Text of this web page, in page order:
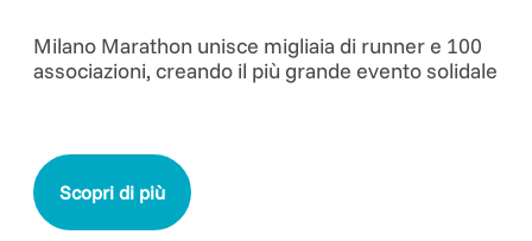
Milano Marathon unisce migliaia di runner e 100
associazioni, creando il più grande evento solidale
Scopri di più